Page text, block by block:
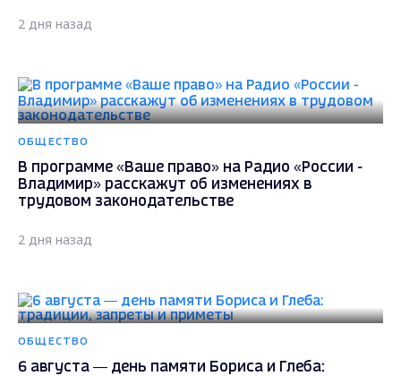
2 дня назад
ОБЩЕСТВО
В программе «Ваше право» на Радио «России -
Владимир» расскажут об изменениях в
трудовом законодательстве
2 дня назад
ОБЩЕСТВО
6 августа — день памяти Бориса и Глеба: